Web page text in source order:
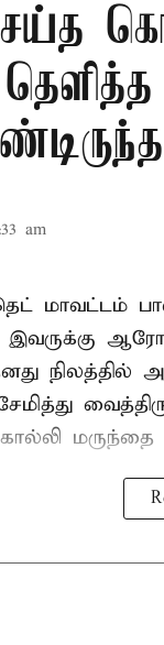
am
மாவட்டம்
இவருக்கு
மருந்தை